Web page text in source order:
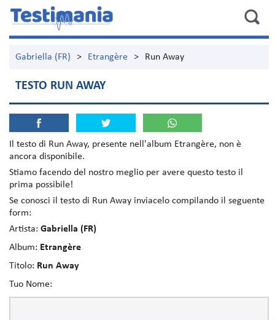
Gabriella (FR) > Etrangère > Run Away
TESTO RUN AWAY
Il testo di Run Away, presente nell'album Etrangère, non è
ancora disponibile.
Stiamo facendo del nostro meglio per avere questo testo il
prima possibile!
Se conosci il testo di Run Away inviacelo compilando il seguente
form:
Artista: Gabriella (FR)
Album: Etrangère
Titolo: Run Away
Tuo Nome: